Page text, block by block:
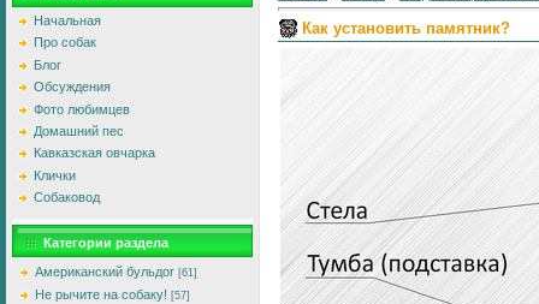
Начальная
Про собак
Блог
Обсуждения
Фото любимцев
Домашний пес
Кавказская овчарка
Клички
Собаковод
Категории раздела
Американский бульдог [61]
Не рычите на собаку! [57]
Как установить памятник?